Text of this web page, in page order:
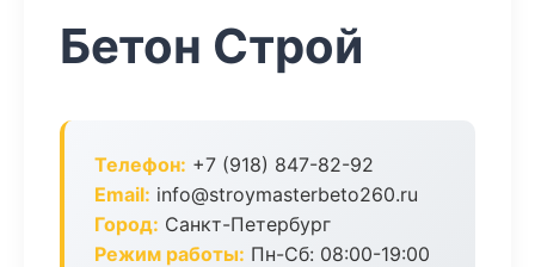
Бетон Строй
Телефон: +7 (918) 847-82-92
Email: info@stroymasterbeto260.ru
Город: Санкт-Петербург
Режим работы: Пн-Сб: 08:00-19:00